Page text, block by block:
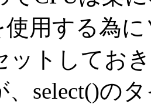
用する為
ットしてお
、select()の